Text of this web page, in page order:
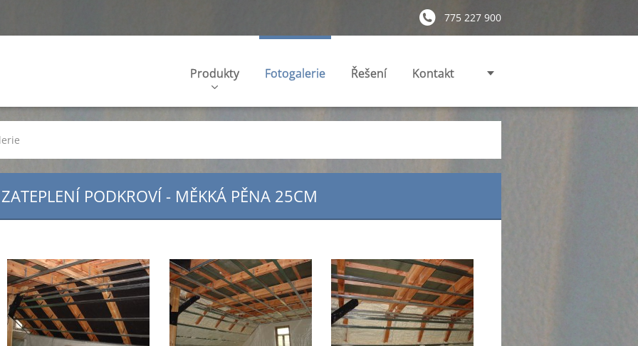
775 227 900
Produkty Fotogalerie Řešení Kontakt
ZATEPLENÍ PODKROVÍ - MĚKKÁ PĚNA 25CM